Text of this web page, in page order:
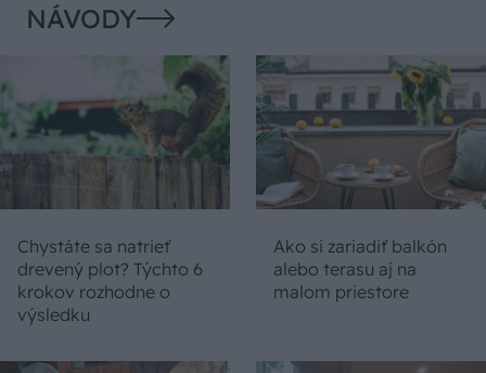
NÁVODY
Chystáte sa natrieť
drevený plot? Týchto 6
krokov rozhodne o
výsledku
Ako si zariadiť balkón
alebo terasu aj na
malom priestore